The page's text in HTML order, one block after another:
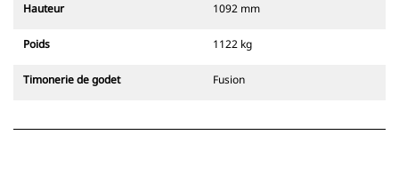
Hauteur 1092 mm
Poids 1122 kg
Timonerie de godet Fusion